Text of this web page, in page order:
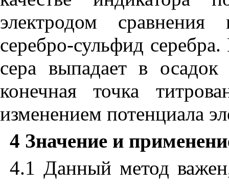
электродом
серебро-сульфид
сера выпадает в
конечная точка
изменением потенциала
4 Значение и
4.1 Данный метод